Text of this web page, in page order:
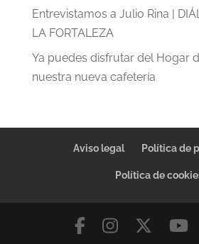
Entrevistamos a Julio Rina |
LA FORTALEZA
Ya puedes disfrutar del Hogar
nuestra nueva cafetería
Aviso legal Política de
Política de